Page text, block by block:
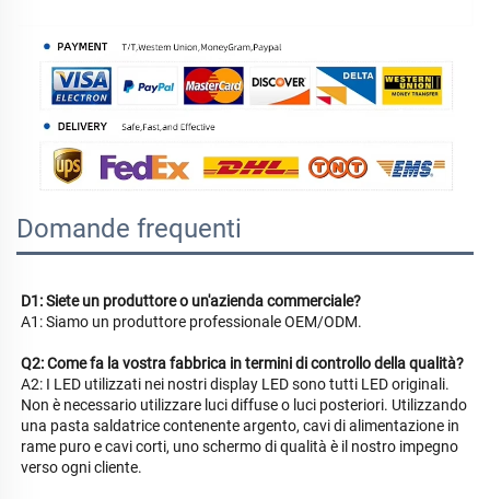
Domande frequenti
D1: Siete un produttore o un'azienda commerciale?
A1: Siamo un produttore professionale OEM/ODM.
Q2: Come fa la vostra fabbrica in termini di controllo della qualità?
A2: I LED utilizzati nei nostri display LED sono tutti LED originali.
Non è necessario utilizzare luci diffuse o luci posteriori. Utilizzando
una pasta saldatrice contenente argento, cavi di alimentazione in
rame puro e cavi corti, uno schermo di qualità è il nostro impegno
verso ogni cliente.